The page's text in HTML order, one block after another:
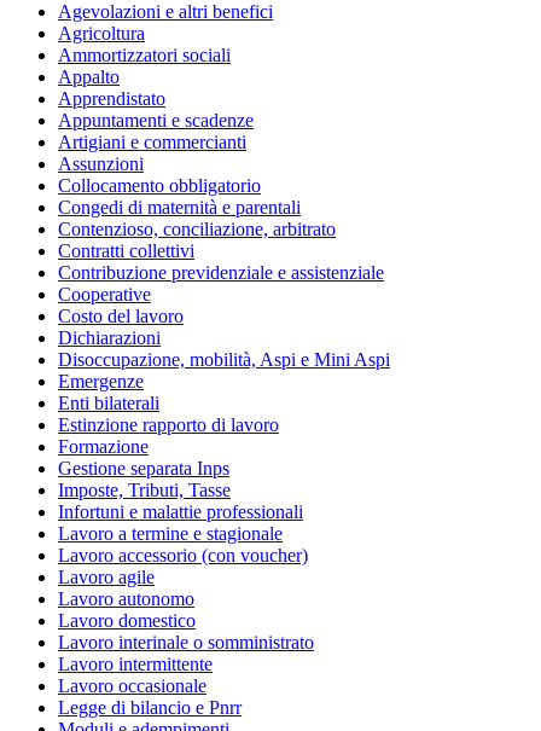
Agevolazioni e altri benefici
Agricoltura
Ammortizzatori sociali
Appalto
Apprendistato
Appuntamenti e scadenze
Artigiani e commercianti
Assunzioni
Collocamento obbligatorio
Congedi di maternità e parentali
Contenzioso, conciliazione, arbitrato
Contratti collettivi
Contribuzione previdenziale e assistenziale
Cooperative
Costo del lavoro
Dichiarazioni
Disoccupazione, mobilità, Aspi e Mini Aspi
Emergenze
Enti bilaterali
Estinzione rapporto di lavoro
Formazione
Gestione separata Inps
Imposte, Tributi, Tasse
Infortuni e malattie professionali
Lavoro a termine e stagionale
Lavoro accessorio (con voucher)
Lavoro agile
Lavoro autonomo
Lavoro domestico
Lavoro interinale o somministrato
Lavoro intermittente
Lavoro occasionale
Legge di bilancio e Pnrr